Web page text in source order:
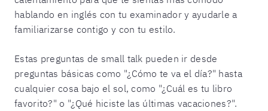
hablando en inglés con tu examinador y ayudarle a
familiarizarse contigo y con tu estilo.
Estas preguntas de small talk pueden ir desde
preguntas básicas como "¿Cómo te va el día?" hasta
cualquier cosa bajo el sol, como "¿Cuál es tu libro
favorito?" o "¿Qué hiciste las últimas vacaciones?".